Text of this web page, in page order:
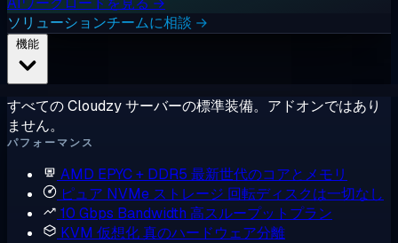
ソリューションチームに相談 →
すべての Cloudzy サーバーの標準装備。アドオンではあり
ません。
パフォーマンス
AMD EPYC + DDR5 最新世代のコアとメモリ
ピュア NVMe ストレージ 回転ディスクは一切なし
10 Gbps Bandwidth 高スループットプラン
KVM 仮想化真のハードウェア分離